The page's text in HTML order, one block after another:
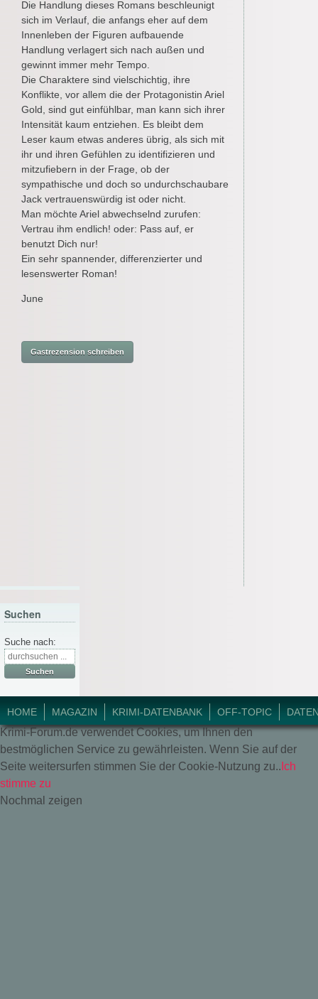
Die Handlung dieses Romans beschleunigt
sich im Verlauf, die anfangs eher auf dem
Innenleben der Figuren aufbauende
Handlung verlagert sich nach außen und
gewinnt immer mehr Tempo.
Die Charaktere sind vielschichtig, ihre
Konflikte, vor allem die der Protagonistin Ariel
Gold, sind gut einfühlbar, man kann sich ihrer
Intensität kaum entziehen. Es bleibt dem
Leser kaum etwas anderes übrig, als sich mit
ihr und ihren Gefühlen zu identifizieren und
mitzufiebern in der Frage, ob der
sympathische und doch so undurchschaubare
Jack vertrauenswürdig ist oder nicht.
Man möchte Ariel abwechselnd zurufen:
Vertrau ihm endlich! oder: Pass auf, er
benutzt Dich nur!
Ein sehr spannender, differenzierter und
lesenswerter Roman!
June
Suchen
Suche nach:
HOME MAGAZIN KRIMI-DATENBANK OFF-TOPIC
© 2018 Krimi-Forum.
Krimi-Forum.de verwendet Cookies, um Ihnen den
bestmöglichen Service zu gewährleisten. Wenn Sie auf der
Seite weitersurfen stimmen Sie der Cookie-Nutzung zu.. Ich
stimme zu
Nochmal zeigen